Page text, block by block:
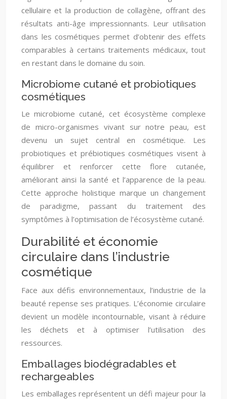
cellulaire et la production de collagène, offrant des
résultats anti-âge impressionnants. Leur utilisation
dans les cosmétiques permet d’obtenir des effets
comparables à certains traitements médicaux, tout
en restant dans le domaine du soin.
Microbiome cutané et probiotiques
cosmétiques
Le microbiome cutané, cet écosystème complexe
de micro-organismes vivant sur notre peau, est
devenu un sujet central en cosmétique. Les
probiotiques et prébiotiques cosmétiques visent à
équilibrer et renforcer cette flore cutanée,
améliorant ainsi la santé et l’apparence de la peau.
Cette approche holistique marque un changement
de paradigme, passant du traitement des
symptômes à l’optimisation de l’écosystème cutané.
Durabilité et économie
circulaire dans l’industrie
cosmétique
Face aux défis environnementaux, l’industrie de la
beauté repense ses pratiques. L’économie circulaire
devient un modèle incontournable, visant à réduire
les déchets et à optimiser l’utilisation des
ressources.
Emballages biodégradables et
rechargeables
Les emballages représentent un défi majeur pour la